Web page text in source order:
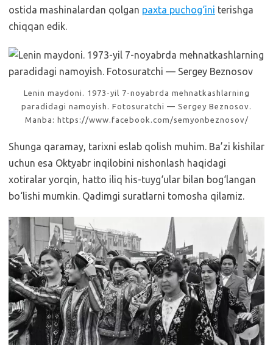
ostida mashinalardan qolgan paxta puchog‘ini terishga
chiqqan edik.
Lenin maydoni. 1973-yil 7-noyabrda mehnatkashlarning
paradidagi namoyish. Fotosuratchi — Sergey Beznosov.
Manba: https://www.facebook.com/semyonbeznosov/
Shunga qaramay, tarixni eslab qolish muhim. Ba’zi kishilar
uchun esa Oktyabr inqilobini nishonlash haqidagi
xotiralar yorqin, hatto iliq his-tuyg‘ular bilan bog‘langan
bo‘lishi mumkin. Qadimgi suratlarni tomosha qilamiz.